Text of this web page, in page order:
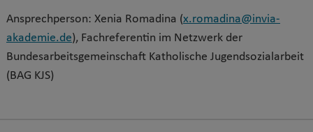
Ansprechperson: Xenia Romadina (x.romadina@invia-
akademie.de), Fachreferentin im Netzwerk der
Bundesarbeitsgemeinschaft Katholische Jugendsozialarbeit
(BAG KJS)